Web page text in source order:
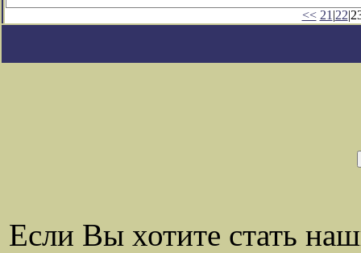
<< 21 |22
Если Вы хотите стать